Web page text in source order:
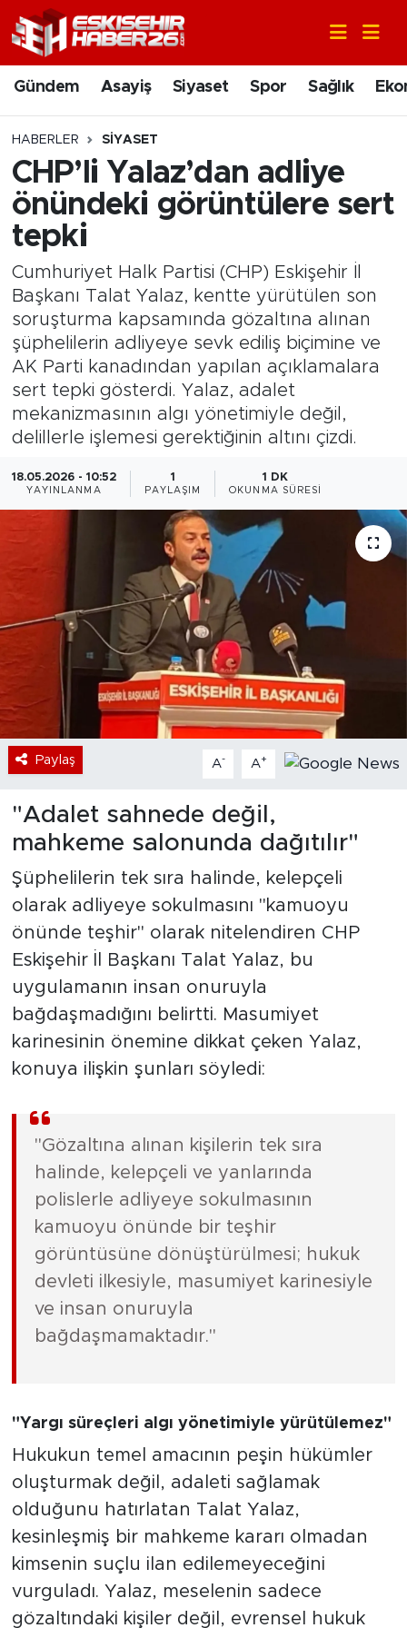
Gündem Asayiş Siyaset Spor Sağlık
HABERLER SIYASET
CHP’li Yalaz’dan adliye
önündeki görüntülere sert
tepki
Cumhuriyet Halk Partisi (CHP) Eskişehir İl
Başkanı Talat Yalaz, kentte yürütülen son
soruşturma kapsamında gözaltına alınan
şüphelilerin adliyeye sevk ediliş biçimine ve
AK Parti kanadından yapılan açıklamalara
sert tepki gösterdi. Yalaz, adalet
mekanizmasının algı yönetimiyle değil,
delillerle işlemesi gerektiğinin altını çizdi.
18.05.2026 - 10:52
YAYINLANMA
1
PAYLAŞIM
1 DK
OKUNMA SÜRESI
Paylaş A- A+
"Adalet sahnede değil,
mahkeme salonunda dağıtılır"
Şüphelilerin tek sıra halinde, kelepçeli
olarak adliyeye sokulmasını "kamuoyu
önünde teşhir" olarak nitelendiren CHP
Eskişehir İl Başkanı Talat Yalaz, bu
uygulamanın insan onuruyla
bağdaşmadığını belirtti. Masumiyet
karinesinin önemine dikkat çeken Yalaz,
konuya ilişkin şunları söyledi:
"Gözaltına alınan kişilerin tek sıra
halinde, kelepçeli ve yanlarında
polislerle adliyeye sokulmasının
kamuoyu önünde bir teşhir
görüntüsüne dönüştürülmesi; hukuk
devleti ilkesiyle, masumiyet karinesiyle
ve insan onuruyla
bağdaşmamaktadır."
"Yargı süreçleri algı yönetimiyle yürütülemez"
Hukukun temel amacının peşin hükümler
oluşturmak değil, adaleti sağlamak
olduğunu hatırlatan Talat Yalaz,
kesinleşmiş bir mahkeme kararı olmadan
kimsenin suçlu ilan edilemeyeceğini
vurguladı. Yalaz, meselenin sadece
gözaltındaki kişiler değil, evrensel hukuk
Gündem
Asayiş
Siyaset
Spor
Ekonomi
Eğitim
Sanat
Bölge
Teknoloji
Sektör
Nöbetçi Eczaneler
Hava Durumu
Trafik Durumu
Süper Lig Puan Durumu ve Fikstür
Son Dakika Haberleri
Haber Arşivi